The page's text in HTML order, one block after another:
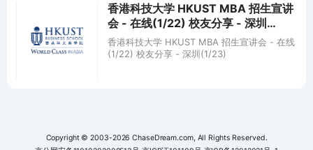
香港科技大学 HKUST MBA 招生宣讲
会 - 在线(1/22) 校友分享 - 深圳
(1/23)
香港科技大学 HKUST MBA 招生宣讲会 - 在线
(1/22) 校友分享 - 深圳(1/23)
Copyright © 2003-2026 ChaseDream.com, All Rights Reserved.